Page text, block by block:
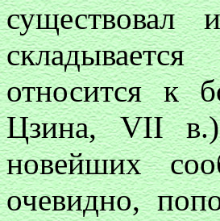
относится к
Цзина, VII
новейших
очевидно,